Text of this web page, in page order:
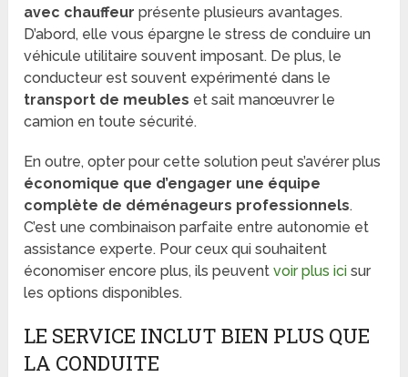
avec chauffeur présente plusieurs avantages.
D’abord, elle vous épargne le stress de conduire un
véhicule utilitaire souvent imposant. De plus, le
conducteur est souvent expérimenté dans le
transport de meubles et sait manœuvrer le
camion en toute sécurité.
En outre, opter pour cette solution peut s’avérer plus
économique que d’engager une équipe
complète de déménageurs professionnels.
C’est une combinaison parfaite entre autonomie et
assistance experte. Pour ceux qui souhaitent
économiser encore plus, ils peuventvoir plus ici sur
les options disponibles.
LE SERVICE INCLUT BIEN PLUS QUE
LA CONDUITE